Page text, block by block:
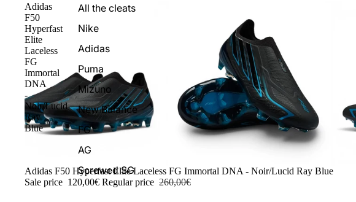
All the cleats
Nike
Adidas
Puma
Mizuno
New Balance
FG
AG
Screwed SG
Adidas
F50
Hyperfast
Elite
Laceless
FG
Immortal
DNA
-
Noir/Lucid
Ray
Blue
-54%
Adidas F50 Hyperfast Elite Laceless FG Immortal DNA - Noir/Lucid Ray Blue
Sale price 120,00€ Regular price 260,00€